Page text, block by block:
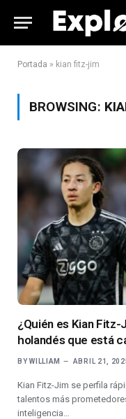
Portada » kian fitz-jim
BROWSING:
¿Quién es Kian
holandés que está
BY WILLIAM ABRIL 21,
Kian Fitz-Jim se perfila
talentos más
inteligencia…